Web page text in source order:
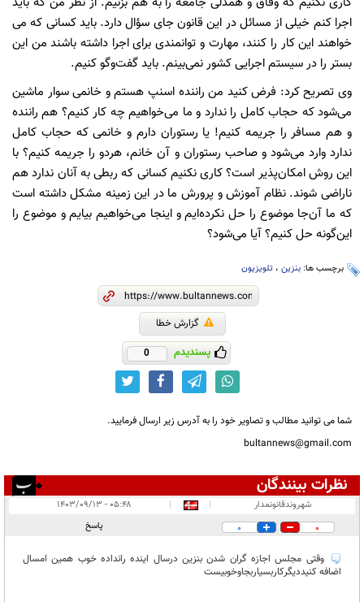
اجرا کنم خیلی از مسائل در این قانون جای سؤال دارد. باید کسانی که می
خواهند این کار را کنند، مهارت و توانمندی برای اجرا داشته باشند من این
بستر را در سیستم اجرایی کشور نمی‌بینم. باید گفت‌وگو کنیم.
وی تصریح کرد: فرض کنید من راننده اسنپ هستم و خانمی سوار ماشین
می‌شود که حجاب کامل را ندارد و ما می‌خواهیم چه کار کنیم؟ هم راننده
و هم مسافر را جریمه کنیم! یا رستوران دارم و خانمی که حجاب کامل
ندارد وارد می‌شود و صاحب رستوران و آن خانم، هردو را جریمه کنیم؟ با
این روش امکان‌پذیر است؟ کاری نکنیم کسانی که ربطی به آنان ندارد هم
ناراضی شوند. نظام آموزش و پرورش ما در این زمینه مشکل داشته است
که ما آن‌جا موضوع را حل نکرده‌ایم و اینجا می‌خواهیم بیایم و موضوع را
این‌گونه حل کنیم؟ آیا می‌شود؟
برچسب ها: بنزین ، تلویزیون
گزارش خطا
پسندیدم 0
شما می توانید مطالب و تصاویر خود را به آدرس زیر ارسال فرمایید.
bultannews@gmail.com
نظرات بینندگان
انتشار یافته:۵
در انتظار بررسی:
شهروندقانونمدار |
|
۰۵:۴۸ - ۱۴۰۳/۰۹/۱۳
0
0 پاسخ
وقتی مجلس اجازه گران شدن بنزین درسال اینده رانداده خوب همین امسال
اضافه کنیددیگرکاربسیاربجاوخوبیست